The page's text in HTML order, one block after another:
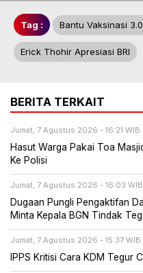
Tag : Bantu Vaksinasi
Erick Thohir Apresiasi BRI
BERITA TERKAIT
Jumat, 7 Agustus 2026 - 16:21 WIB
Hasut Warga Pakai Toa
Ke Polisi
Jumat, 7 Agustus 2026 - 16:03 WIB
Dugaan Pungli Pengaktifan
Minta Kepala BGN Tindak
Jumat, 7 Agustus 2026 - 15:37 WIB
IPPS Kritisi Cara KDM Tegur